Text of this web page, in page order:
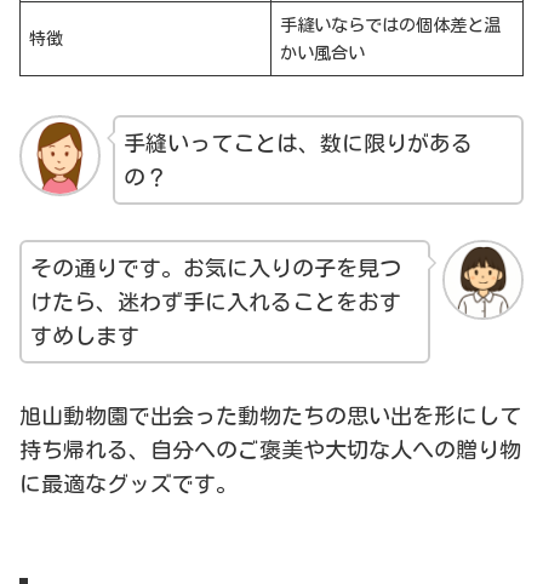
特徴
手縫いならではの個体差と温
かい風合い
手縫いってことは、数に限りがある
の？
その通りです。お気に入りの子を見つ
けたら、迷わず手に入れることをおす
すめします
旭山動物園で出会った動物たちの思い出を形にして
持ち帰れる、自分へのご褒美や大切な人への贈り物
に最適なグッズです。